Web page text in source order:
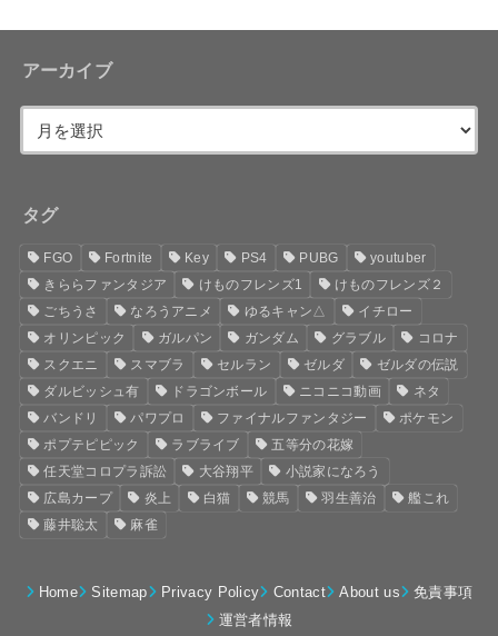
アーカイブ
タグ
FGO Fortnite Key PS4 PUBG
youtuber
きららファンタジア
けものフレンズ1
けものフレンズ２
ごちうさ
なろうアニメ ゆるキャン△
イチロー
オリンピック
ガルパン ガンダム グラブル
コロナ
スクエニ
スマブラ セルラン ゼルダ
ゼルダの伝説
ダルビッシュ有
ドラゴンボール ニコニコ動画
ネタ
バンドリ
パワプロ ファイナルファンタジー
ポケモン
ポプテピピック
ラブライブ
五等分の花嫁
任天堂コロプラ訴訟
大谷翔平
小説家になろう
広島カープ
炎上 白猫 競馬 羽生善治
艦これ
藤井聡太
麻雀
Home Sitemap Privacy Policy Contact About us
免責事項
運営者情報